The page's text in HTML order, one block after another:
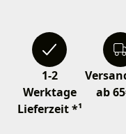
1-2
Werktage
Lieferzeit *¹
ab